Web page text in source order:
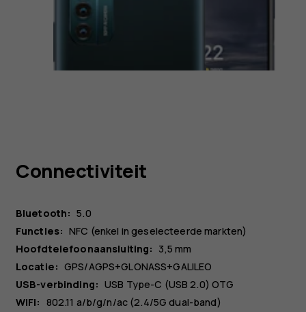
Connectiviteit
Bluetooth: 5.0
Functies: NFC (enkel in geselecteerde markten)
Hoofdtelefoonaansluiting: 3,5 mm
Locatie: GPS/AGPS+GLONASS+GALILEO
USB-verbinding: USB Type-C (USB 2.0) OTG
WiFi: 802.11 a/b/g/n/ac (2.4/5G dual-band)